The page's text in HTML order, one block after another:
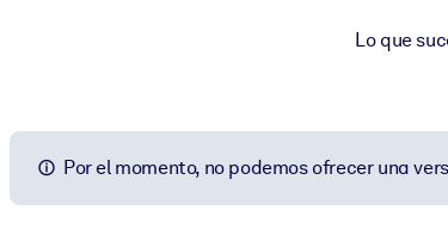
Lo que
Por el momento, no podemos ofrecer una